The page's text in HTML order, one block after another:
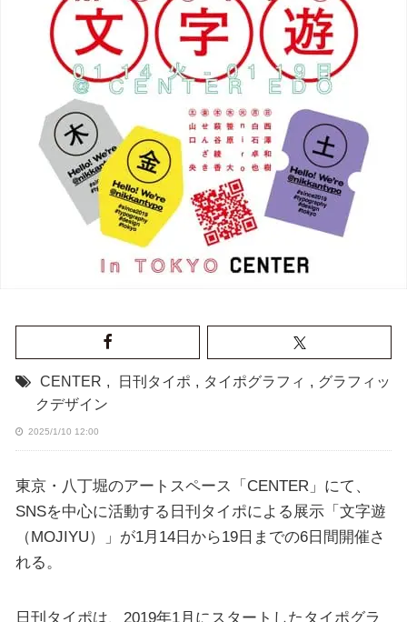
CENTER , 日刊タイポ , タイポグラフィ , グラフィッ
クデザイン
2025/1/10 12:00
東京・八丁堀のアートスペース「CENTER」にて、
SNSを中心に活動する日刊タイポによる展示「文字遊
（MOJIYU）」が1月14日から19日までの6日間開催さ
れる。
日刊タイポは、2019年1月にスタートしたタイポグラ